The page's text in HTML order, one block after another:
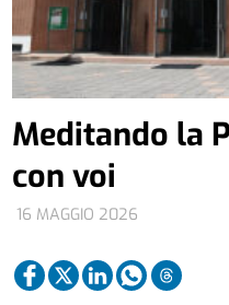
16 MAGGIO 2026
Meditando la
con voi